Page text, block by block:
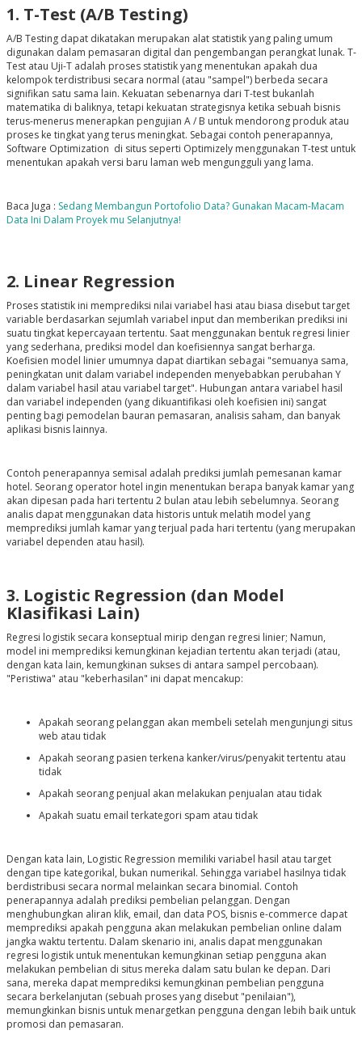
1. T-Test (A/B Testing)
A/B Testing dapat dikatakan merupakan alat statistik yang paling umum
digunakan dalam pemasaran digital dan pengembangan perangkat lunak. T-
Test atau Uji-T adalah proses statistik yang menentukan apakah dua
kelompok terdistribusi secara normal (atau "sampel") berbeda secara
signifikan satu sama lain. Kekuatan sebenarnya dari T-test bukanlah
matematika di baliknya, tetapi kekuatan strategisnya ketika sebuah bisnis
terus-menerus menerapkan pengujian A / B untuk mendorong produk atau
proses ke tingkat yang terus meningkat. Sebagai contoh penerapannya,
Software Optimization di situs seperti Optimizely menggunakan T-test untuk
menentukan apakah versi baru laman web mengungguli yang lama.
Baca Juga : Sedang Membangun Portofolio Data? Gunakan Macam-Macam
Data Ini Dalam Proyek mu Selanjutnya!
2. Linear Regression
Proses statistik ini memprediksi nilai variabel hasi atau biasa disebut target
variable berdasarkan sejumlah variabel input dan memberikan prediksi ini
suatu tingkat kepercayaan tertentu. Saat menggunakan bentuk regresi linier
yang sederhana, prediksi model dan koefisiennya sangat berharga.
Koefisien model linier umumnya dapat diartikan sebagai "semuanya sama,
peningkatan unit dalam variabel independen menyebabkan perubahan Y
dalam variabel hasil atau variabel target". Hubungan antara variabel hasil
dan variabel independen (yang dikuantifikasi oleh koefisien ini) sangat
penting bagi pemodelan bauran pemasaran, analisis saham, dan banyak
aplikasi bisnis lainnya.
Contoh penerapannya semisal adalah prediksi jumlah pemesanan kamar
hotel. Seorang operator hotel ingin menentukan berapa banyak kamar yang
akan dipesan pada hari tertentu 2 bulan atau lebih sebelumnya. Seorang
analis dapat menggunakan data historis untuk melatih model yang
memprediksi jumlah kamar yang terjual pada hari tertentu (yang merupakan
variabel dependen atau hasil).
3. Logistic Regression (dan Model
Klasifikasi Lain)
Regresi logistik secara konseptual mirip dengan regresi linier; Namun,
model ini memprediksi kemungkinan kejadian tertentu akan terjadi (atau,
dengan kata lain, kemungkinan sukses di antara sampel percobaan).
"Peristiwa" atau "keberhasilan" ini dapat mencakup:
Apakah seorang pelanggan akan membeli setelah mengunjungi situs
web atau tidak
Apakah seorang pasien terkena kanker/virus/penyakit tertentu atau
tidak
Apakah seorang penjual akan melakukan penjualan atau tidak
Apakah suatu email terkategori spam atau tidak
Dengan kata lain, Logistic Regression memiliki variabel hasil atau target
dengan tipe kategorikal, bukan numerikal. Sehingga variabel hasilnya tidak
berdistribusi secara normal melainkan secara binomial. Contoh
penerapannya adalah prediksi pembelian pelanggan. Dengan
menghubungkan aliran klik, email, dan data POS, bisnis e-commerce dapat
memprediksi apakah pengguna akan melakukan pembelian online dalam
jangka waktu tertentu. Dalam skenario ini, analis dapat menggunakan
regresi logistik untuk menentukan kemungkinan setiap pengguna akan
melakukan pembelian di situs mereka dalam satu bulan ke depan. Dari
sana, mereka dapat memprediksi kemungkinan pembelian pengguna
secara berkelanjutan (sebuah proses yang disebut "penilaian"),
memungkinkan bisnis untuk menargetkan pengguna dengan lebih baik untuk
promosi dan pemasaran.